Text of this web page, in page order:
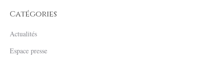
Catégories
Actualités
Espace presse